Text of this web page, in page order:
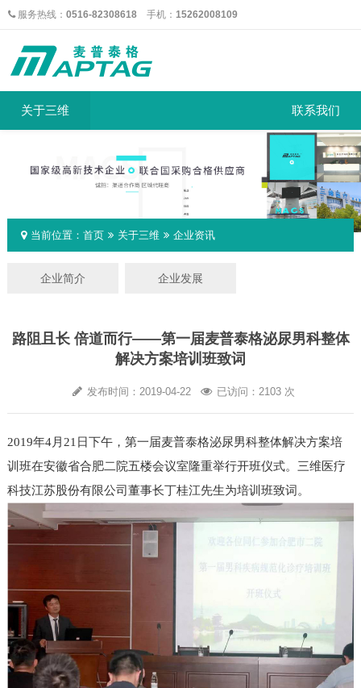
服务热线： 0516-82308618 手机： 15262008109
关于三维 联系我们
当前位置： 首页 关于三维 企业资讯
企业简介 企业发展
路阻且长 倍道而行——第一届麦普泰格泌尿男科整体
解决方案培训班致词
发布时间：2019-04-22 已访问：2103 次
2019年4月21日下午，第一届麦普泰格泌尿男科整体解决方案培
训班在安徽省合肥二院五楼会议室隆重举行开班仪式。三维医疗
科技江苏股份有限公司董事长丁桂江先生为培训班致词。